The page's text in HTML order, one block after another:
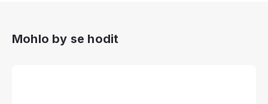
Mohlo by se hodit